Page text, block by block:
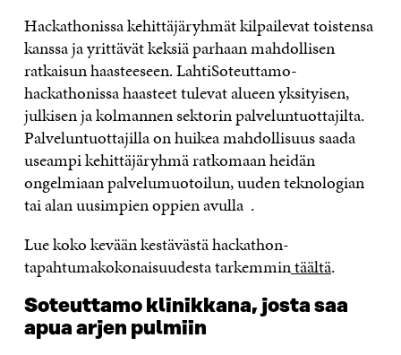
Hackathonissa kehittäjäryhmät kilpailevat toistensa
kanssa ja yrittävät keksiä parhaan mahdollisen
ratkaisun haasteeseen. LahtiSoteuttamo-
hackathonissa haasteet tulevat alueen yksityisen,
julkisen ja kolmannen sektorin palveluntuottajilta.
Palveluntuottajilla on huikea mahdollisuus saada
useampi kehittäjäryhmä ratkomaan heidän
ongelmiaan palvelumuotoilun, uuden teknologian
tai alan uusimpien oppien avulla .
Lue koko kevään kestävästä hackathon-
tapahtumakokonaisuudesta tarkemmintäältä.
Soteuttamo klinikkana, josta saa
apua arjen pulmiin